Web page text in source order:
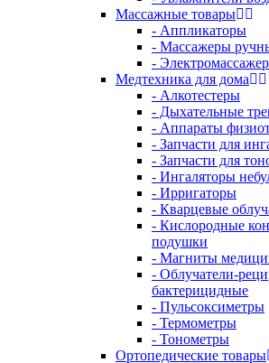
Массажные товары
- Аппликаторы
- Массажеры
-
Медтехника для дома
- Алкотестеры
- Дыхательные
- Аппараты
- Запчасти для
- Запчасти для
- Ингаляторы
- Ирригаторы
- Кварцевые
- Кислородные
подушки
- Магниты
- Облучатели-
бактерицидные
- Пульсоксиметры
- Термометры
- Тонометры
Ортопедические товары